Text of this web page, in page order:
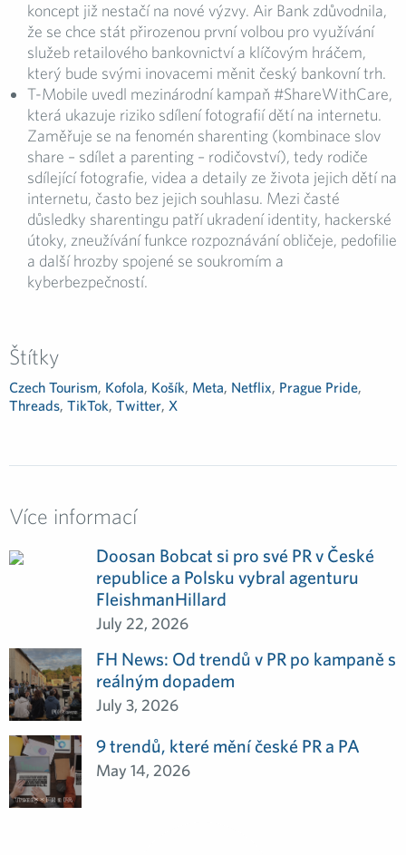
koncept již nestačí na nové výzvy. Air Bank zdůvodnila,
že se chce stát přirozenou první volbou pro využívání
služeb retailového bankovnictví a klíčovým hráčem,
který bude svými inovacemi měnit český bankovní trh.
T-Mobile uvedl mezinárodní kampaň #ShareWithCare,
která ukazuje riziko sdílení fotografií dětí na internetu.
Zaměřuje se na fenomén sharenting (kombinace slov
share – sdílet a parenting – rodičovství), tedy rodiče
sdílející fotografie, videa a detaily ze života jejich dětí na
internetu, často bez jejich souhlasu. Mezi časté
důsledky sharentingu patří ukradení identity, hackerské
útoky, zneužívání funkce rozpoznávání obličeje, pedofilie
a další hrozby spojené se soukromím a
kyberbezpečností.
Štítky
Czech Tourism, Kofola, Košík, Meta, Netflix, Prague Pride,
Threads, TikTok, Twitter, X
Více informací
Doosan Bobcat si pro své PR v České
republice a Polsku vybral agenturu
FleishmanHillard
July 22, 2026
FH News: Od trendů v PR po kampaně s
reálným dopadem
July 3, 2026
9 trendů, které mění české PR a PA
May 14, 2026